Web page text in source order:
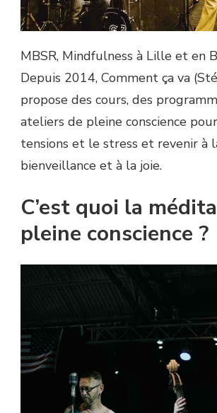
MBSR, Mindfulness à Lille et en
Depuis 2014, Comment ça va
propose des cours, des
ateliers de pleine conscience
tensions et le stress et revenir à
bienveillance et à la joie.
C’est quoi la
pleine conscience ?